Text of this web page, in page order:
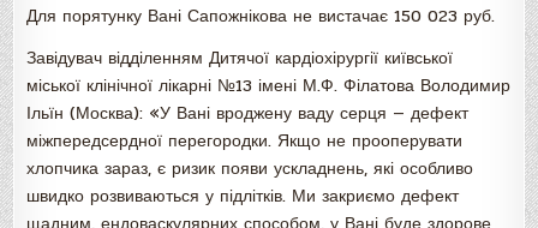
Для порятунку Вані Сапожнікова не вистачає 150 023 руб.
Завідувач відділенням Дитячої кардіохірургії київської
міської клінічної лікарні №13 імені М.Ф. Філатова Володимир
Ільїн (Москва): «У Вані вроджену ваду серця — дефект
міжпередсердної перегородки. Якщо не прооперувати
хлопчика зараз, є ризик появи ускладнень, які особливо
швидко розвиваються у підлітків. Ми закриємо дефект